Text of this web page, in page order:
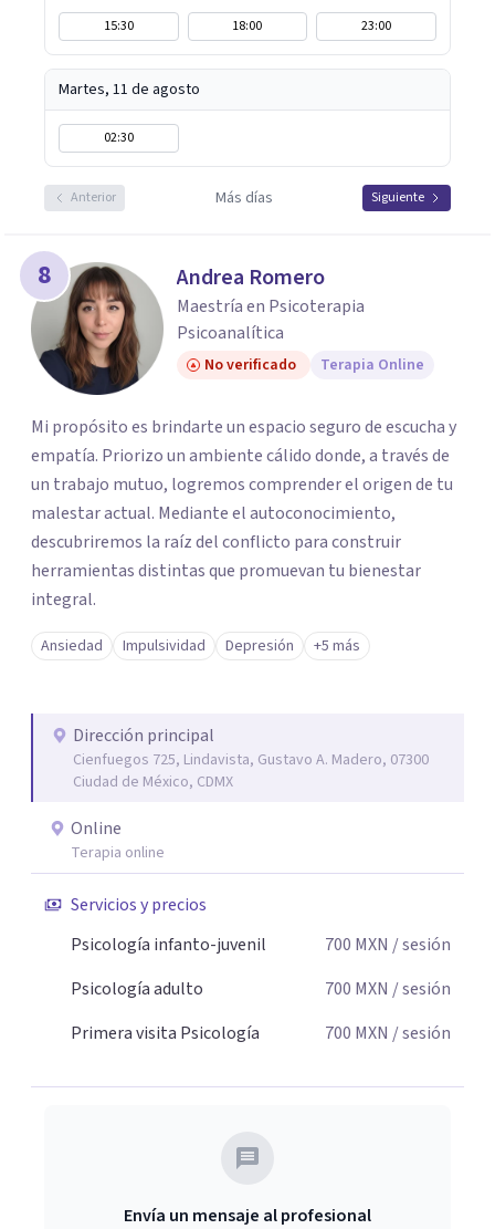
15:30 18:00 23:00
Martes, 11 de agosto
02:30
Anterior Más días Siguiente
8 Andrea Romero
Maestría en Psicoterapia
Psicoanalítica
No verificado Terapia Online
Mi propósito es brindarte un espacio seguro de escucha y
empatía. Priorizo un ambiente cálido donde, a través de
un trabajo mutuo, logremos comprender el origen de tu
malestar actual. Mediante el autoconocimiento,
descubriremos la raíz del conflicto para construir
herramientas distintas que promuevan tu bienestar
integral.
Ansiedad Impulsividad Depresión +5 más
Dirección principal
Cienfuegos 725, Lindavista, Gustavo A. Madero, 07300
Ciudad de México, CDMX
Online
Terapia online
Servicios y precios
Psicología infanto-juvenil
700 MXN / sesión
Psicología adulto
700 MXN / sesión
Primera visita Psicología
700 MXN / sesión
Envía un mensaje al profesional